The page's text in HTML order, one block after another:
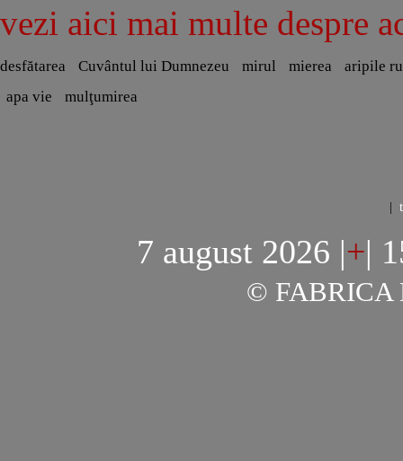
vezi aici mai multe despre
desfătarea Cuvântul lui Dumnezeu mirul mierea
aripile
apa vie
mulţumirea
|
7 august 2026 |+|
© FABRICA